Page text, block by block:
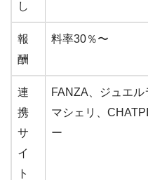
し
報
酬
料率30％〜
連
携
サ
イ
ト
FANZA、ジュエル
マシェリ、
ー